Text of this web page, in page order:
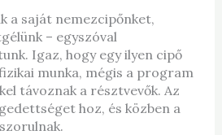
a saját nemezcipőnket,
– egyszóval
Igaz, hogy egy ilyen cipő
munka, mégis a program
távoznak a résztvevők. Az
hoz, és közben a